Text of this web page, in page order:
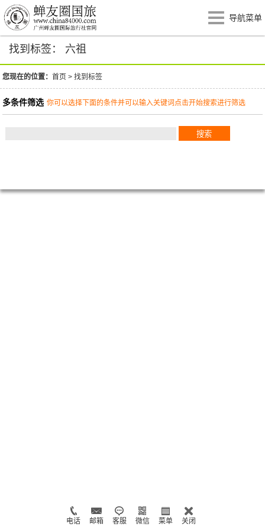
导航菜单
找到标签： 六祖
您现在的位置：首页 >找到标签
多条件筛选 你可以选择下面的条件并可以输入关键词点击开始搜索进行筛选
电话 邮箱 客服 微信 菜单 关闭